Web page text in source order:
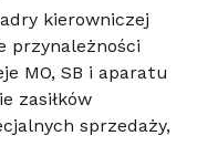
kierowniczej
przynależności
MO, SB i aparatu
zasiłków
sprzedaży,